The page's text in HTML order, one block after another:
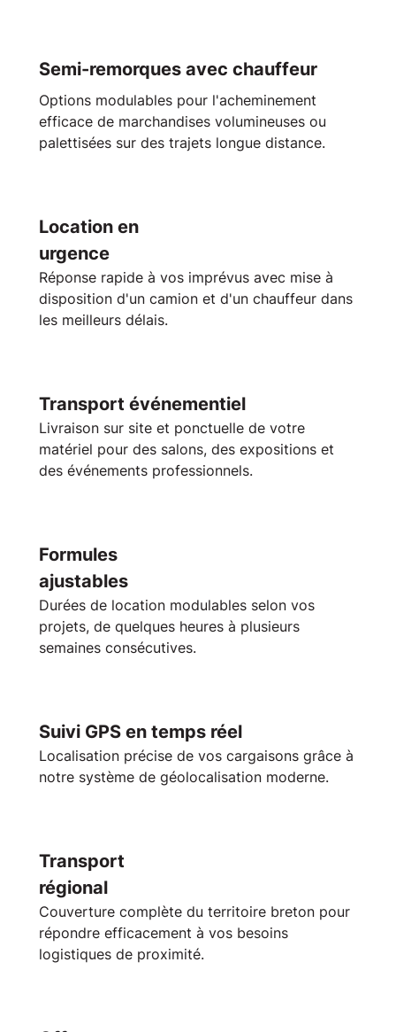
Semi-remorques avec chauffeur
Options modulables pour l'acheminement
efficace de marchandises volumineuses ou
palettisées sur des trajets longue distance.
Location en
urgence
Réponse rapide à vos imprévus avec mise à
disposition d'un camion et d'un chauffeur dans
les meilleurs délais.
Transport événementiel
Livraison sur site et ponctuelle de votre
matériel pour des salons, des expositions et
des événements professionnels.
Formules
ajustables
Durées de location modulables selon vos
projets, de quelques heures à plusieurs
semaines consécutives.
Suivi GPS en temps réel
Localisation précise de vos cargaisons grâce à
notre système de géolocalisation moderne.
Transport
régional
Couverture complète du territoire breton pour
répondre efficacement à vos besoins
logistiques de proximité.